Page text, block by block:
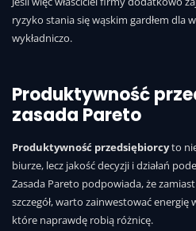
ryzyko stania się wąskim gardłem dla
wykładniczo.
Produktywność
zasada Pareto
Produktywność przedsiębiorcyto
biurze, lecz jakość decyzji i działań
Zasada Pareto podpowiada, że
szczegół, warto zainwestować
które naprawdę robią różnicę.